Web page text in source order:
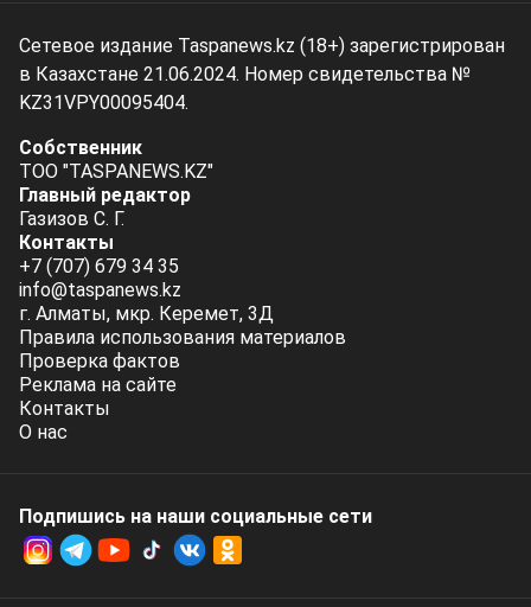
Сетевое издание Taspanews.kz (18+) зарегистрирован
в Казахстане 21.06.2024. Номер свидетельства №
KZ31VPY00095404.
Собственник
ТОО "TASPANEWS.KZ"
Главный редактор
Газизов С. Г.
Контакты
+7 (707) 679 34 35
info@taspanews.kz
г. Алматы, мкр. Керемет, 3Д
Правила использования материалов
Проверка фактов
Реклама на сайте
Контакты
О нас
Подпишись на наши социальные cети